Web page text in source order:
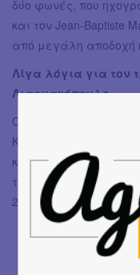
δύο φωνές, που
και τον Jean-Baptiste
από μεγάλη αποδοχή
Λίγα λόγια για τον
Λιαρμακόπουλο
Ο Αχιλλέας
Κρατικής Ορχήστρας
και του
τέσσερα προσωπικά
2011 και το "Ethereal",